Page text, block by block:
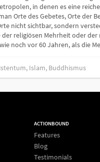
in denen es eine
Orte des Gebetes, Orte der
nicht sichtbar, sondern
der religiösen Mehrheit oder
noch vor 60 Jahren, als die
Islam, Buddhismus
ACTIONBOUND
Features
Blog
Testimonials